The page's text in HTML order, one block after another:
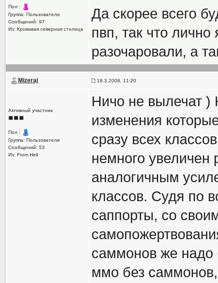
Пол :
Группа: Пользователи
Сообщений: 97
Из: Кровавая северная столица
Да скорее всего
пвп, так что
разочаровали, а
Mizeraj 19.3.2008, 11:20
Активный участник
Пол :
Группа: Пользователи
Сообщений: 53
Из: From Hell
Ничо не вылечат )
изменения
сразу всех
немного увеличен
аналогичным
классов. Судя по
саппорты, со
саммонов же надо
ммо без